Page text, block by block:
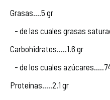
Grasas....5 gr
- de las cuales grasas
Carbohidratos.....1.6 gr
- de los cuales
Proteínas.....2.1 gr